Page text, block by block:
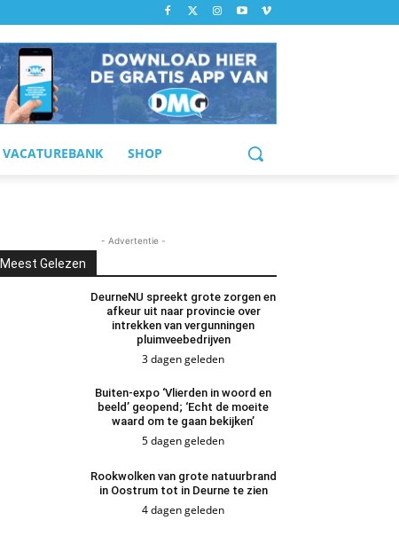
VACATUREBANK SHOP
- Advertentie -
Meest Gelezen
DeurneNU spreekt grote zorgen en
afkeur uit naar provincie over
intrekken van vergunningen
pluimveebedrijven
3 dagen geleden
Buiten-expo ‘Vlierden in woord en
beeld’ geopend; ‘Echt de moeite
waard om te gaan bekijken’
5 dagen geleden
Rookwolken van grote natuurbrand
in Oostrum tot in Deurne te zien
4 dagen geleden